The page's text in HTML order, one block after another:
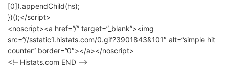
[0]).appendChild(hs);
})();</script>
<noscript><a href=”/” target=”_blank”><img
src=”//sstatic1.histats.com/0.gif?3901843&101″ alt=”simple hit
counter” border=”0″></a></noscript>
<!– Histats.com END –>